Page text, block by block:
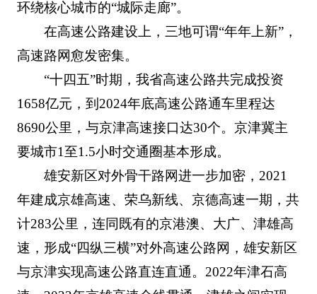
环绕核心城市的“城际走廊”。
在高速公路建设上，三地可谓“年年上新”，
高速路网愈发密集。
“十四五”时期，我省高速公路共完成投资
1658亿元，到2024年底高速公路通车里程达
8690公里，与京津高速接口达30个。京津冀主
要城市1至1.5小时交通圈基本形成。
雄安新区对外骨干路网进一步加密，2021
年建成京雄高速、荣乌新线、京德高速一期，共
计283公里，连同既有的京港澳、大广、津雄高
速，形成“四纵三横”对外高速公路网，雄安新区
与京津实现高速公路直连直通。2022年津石高